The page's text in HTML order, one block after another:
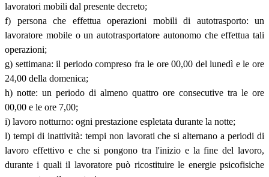
lavoratori mobili dal presente decreto;
f) persona che effettua operazioni mobili di autotrasporto: un
lavoratore mobile o un autotrasportatore autonomo che effettua tali
operazioni;
g) settimana: il periodo compreso fra le ore 00,00 del lunedì e le ore
24,00 della domenica;
h) notte: un periodo di almeno quattro ore consecutive tra le ore
00,00 e le ore 7,00;
i) lavoro notturno: ogni prestazione espletata durante la notte;
l) tempi di inattività: tempi non lavorati che si alternano a periodi di
lavoro effettivo e che si pongono tra l'inizio e la fine del lavoro,
durante i quali il lavoratore può ricostituire le energie psicofisiche